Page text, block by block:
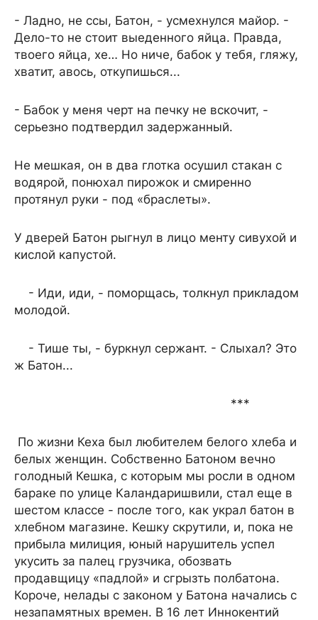
- Ладно, не ссы, Батон, - усмехнулся майор. -
Дело-то не стоит выеденного яйца. Правда,
твоего яйца, хе… Но ниче, бабок у тебя, гляжу,
хватит, авось, откупишься...
- Бабок у меня черт на печку не вскочит, -
серьезно подтвердил задержанный.
Не мешкая, он в два глотка осушил стакан с
водярой, понюхал пирожок и смиренно
протянул руки - под «браслеты».
У дверей Батон рыгнул в лицо менту сивухой и
кислой капустой.
- Иди, иди, - поморщась, толкнул прикладом
молодой.
- Тише ты, - буркнул сержант. - Слыхал? Это
ж Батон...
***
По жизни Кеха был любителем белого хлеба и
белых женщин. Собственно Батоном вечно
голодный Кешка, с которым мы росли в одном
бараке по улице Каландаришвили, стал еще в
шестом классе - после того, как украл батон в
хлебном магазине. Кешку скрутили, и, пока не
прибыла милиция, юный нарушитель успел
укусить за палец грузчика, обозвать
продавщицу «падлой» и сгрызть полбатона.
Короче, нелады с законом у Батона начались с
незапамятных времен. В 16 лет Иннокентий